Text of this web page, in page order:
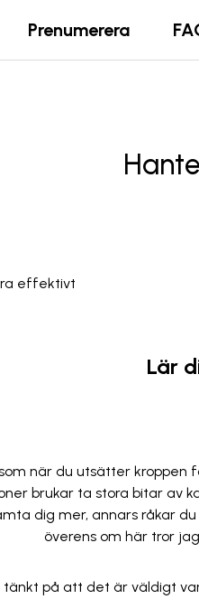
Prenumerera
Lär
när du utsätter kroppen
brukar ta stora bitar av
dig mer, annars råkar
överens om här tror
tänkt på att det är väldigt